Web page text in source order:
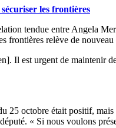
les frontières
tendue entre Angela
relève de nouveau
Il est urgent de maintenir
octobre était positif,
« Si nous voulons